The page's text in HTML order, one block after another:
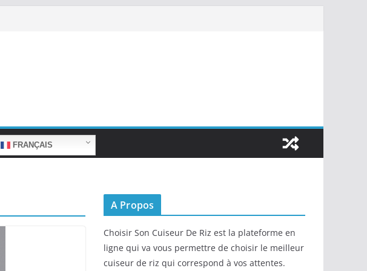
FRANÇAIS
A Propos
Choisir Son Cuiseur De Riz est la plateforme en
ligne qui va vous permettre de choisir le meilleur
cuiseur de riz qui correspond à vos attentes.